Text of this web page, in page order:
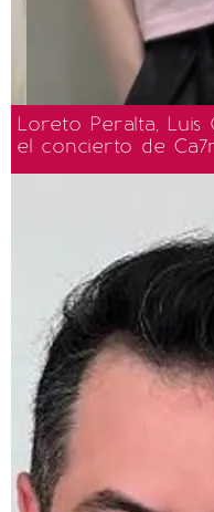
Loreto Peralta,
el concierto de